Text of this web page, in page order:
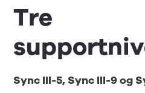
Tre
Sync III-5, Sync III-9 og